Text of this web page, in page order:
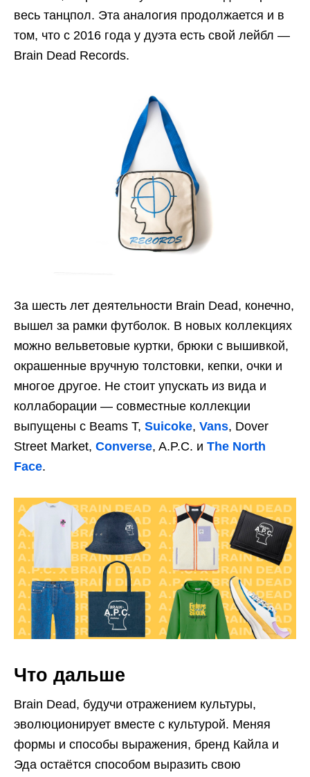
весь танцпол. Эта аналогия продолжается и в
том, что с 2016 года у дуэта есть свой лейбл —
Brain Dead Records.
За шесть лет деятельности Brain Dead, конечно,
вышел за рамки футболок. В новых коллекциях
можно вельветовые куртки, брюки с вышивкой,
окрашенные вручную толстовки, кепки, очки и
многое другое. Не стоит упускать из вида и
коллаборации — совместные коллекции
выпущены с Beams T, Suicoke, Vans, Dover
Street Market, Converse, A.P.C. и The North
Face.
Что дальше
Brain Dead, будучи отражением культуры,
эволюционирует вместе с культурой. Меняя
формы и способы выражения, бренд Кайла и
Эда остаётся способом выразить свою